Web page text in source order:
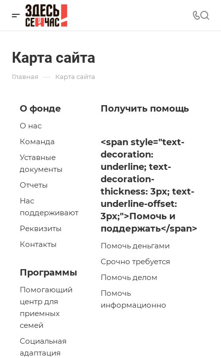
Карта сайта
Главная — Карта сайта
О фонде
О нас
Команда
Уставные
документы
Отчеты
Нас
поддерживают
Реквизиты
Контакты
Программы
Помогающий
центр для
приемных
семей
Социальная
адаптация
Получить помощь
<span style="text-
decoration:
underline; text-
decoration-
thickness: 3px; text-
underline-offset:
3px;">Помочь и
поддержать</span>
Помочь деньгами
Срочно требуется
Помочь делом
Помочь
информационно